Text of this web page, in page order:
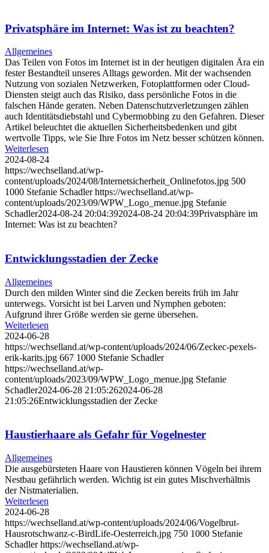
Privatsphäre im Internet: Was ist zu beachten?
Allgemeines
Das Teilen von Fotos im Internet ist in der heutigen digitalen Ära ein
fester Bestandteil unseres Alltags geworden. Mit der wachsenden
Nutzung von sozialen Netzwerken, Fotoplattformen oder Cloud-
Diensten steigt auch das Risiko, dass persönliche Fotos in die
falschen Hände geraten. Neben Datenschutzverletzungen zählen
auch Identitätsdiebstahl und Cybermobbing zu den Gefahren. Dieser
Artikel beleuchtet die aktuellen Sicherheitsbedenken und gibt
wertvolle Tipps, wie Sie Ihre Fotos im Netz besser schützen können.
Weiterlesen
2024-08-24
https://wechselland.at/wp-
content/uploads/2024/08/Internetsicherheit_Onlinefotos.jpg 500
1000 Stefanie Schadler https://wechselland.at/wp-
content/uploads/2023/09/WPW_Logo_menue.jpg Stefanie
Schadler2024-08-24 20:04:392024-08-24 20:04:39Privatsphäre im
Internet: Was ist zu beachten?
Entwicklungsstadien der Zecke
Allgemeines
Durch den milden Winter sind die Zecken bereits früh im Jahr
unterwegs. Vorsicht ist bei Larven und Nymphen geboten:
Aufgrund ihrer Größe werden sie gerne übersehen.
Weiterlesen
2024-06-28
https://wechselland.at/wp-content/uploads/2024/06/Zeckec-pexels-
erik-karits.jpg 667 1000 Stefanie Schadler
https://wechselland.at/wp-
content/uploads/2023/09/WPW_Logo_menue.jpg Stefanie
Schadler2024-06-28 21:05:262024-06-28
21:05:26Entwicklungsstadien der Zecke
Haustierhaare als Gefahr für Vogelnester
Allgemeines
Die ausgebürsteten Haare von Haustieren können Vögeln bei ihrem
Nestbau gefährlich werden. Wichtig ist ein gutes Mischverhältnis
der Nistmaterialien.
Weiterlesen
2024-06-28
https://wechselland.at/wp-content/uploads/2024/06/Vogelbrut-
Hausrotschwanz-c-BirdLife-Oesterreich.jpg 750 1000 Stefanie
Schadler https://wechselland.at/wp-